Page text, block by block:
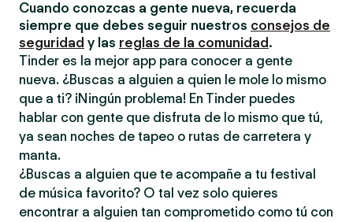
Cuando conozcas a gente nueva, recuerda
siempre que debes seguir nuestros consejos de
seguridad y las reglas de la comunidad .
Tinder es la mejor app para conocer a gente
nueva. ¿Buscas a alguien a quien le mole lo mismo
que a ti? ¡Ningún problema! En Tinder puedes
hablar con gente que disfruta de lo mismo que tú,
ya sean noches de tapeo o rutas de carretera y
manta.
¿Buscas a alguien que te acompañe a tu festival
de música favorito? O tal vez solo quieres
encontrar a alguien tan comprometido como tú con